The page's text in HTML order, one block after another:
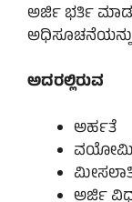
ಅರ್ಜಿ ಭರ್ತಿ
ಅದರಲ್ಲಿರುವ
ಅರ್ಹತೆ